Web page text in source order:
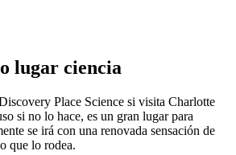
lugar ciencia
Place Science si visita Charlotte
si no lo hace, es un gran lugar para
se irá con una renovada sensación de
que lo rodea.